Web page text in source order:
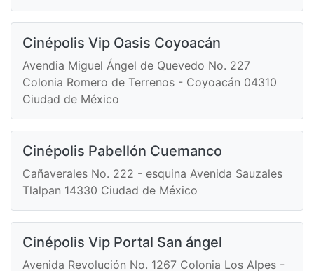
Cinépolis Vip Oasis Coyoacán
Avendia Miguel Ángel de Quevedo No. 227
Colonia Romero de Terrenos - Coyoacán 04310
Ciudad de México
Cinépolis Pabellón Cuemanco
Cañaverales No. 222 - esquina Avenida Sauzales
Tlalpan 14330 Ciudad de México
Cinépolis Vip Portal San ángel
Avenida Revolución No. 1267 Colonia Los Alpes -